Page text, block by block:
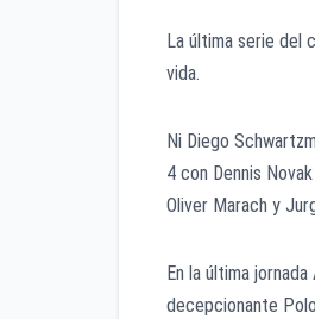
La última serie del
vida.
Ni Diego
4 con Dennis
Oliver Marach y
En la última
decepcionante